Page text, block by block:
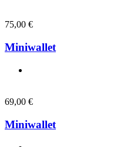
75,00 €
Miniwallet
69,00 €
Miniwallet